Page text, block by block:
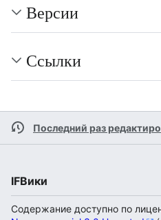
Версии
Ссылки
Последний раз
IFВики
Содержание доступно по